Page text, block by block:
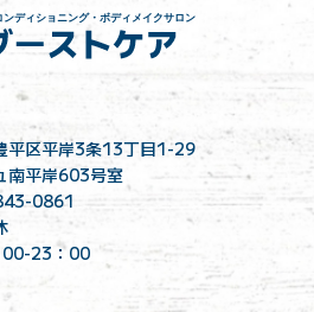
平区平岸3条13丁目1-29
南平岸603号室
0861
00-23：00